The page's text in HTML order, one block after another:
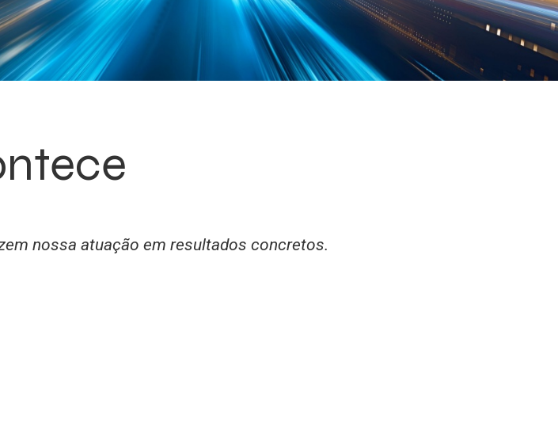
nossa atuação em resultados concretos.